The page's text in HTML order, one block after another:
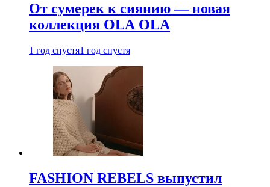
От сумерек к сиянию — новая
коллекция OLA OLA
1 год спустя1 год спустя
FASHION REBELS выпустил